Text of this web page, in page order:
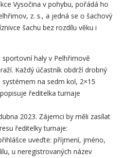
Vysočina v pohybu, pořádá ho
z. s., a jedná se o šachový
šachu bez rozdílu věku i
haly v Pelhřimově
Každý účastník obdrží drobný
na sedm kol, 2×15
ředitelka turnaje
2023. Zájemci by měli zasílat
ředitelky turnaje:
uveďte: příjmení, jméno,
u neregistrovaných název